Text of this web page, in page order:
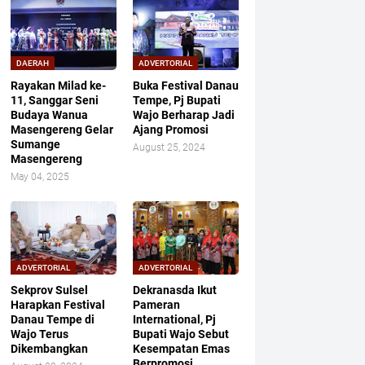
DAERAH
Rayakan Milad ke-
11, Sanggar Seni
Budaya Wanua
Masengereng Gelar
Sumange
Masengereng
May 04, 2025
ADVERTORIAL
Buka Festival Danau
Tempe, Pj Bupati
Wajo Berharap Jadi
Ajang Promosi
August 25, 2024
ADVERTORIAL
Sekprov Sulsel
Harapkan Festival
Danau Tempe di
Wajo Terus
Dikembangkan
ADVERTORIAL
Dekranasda Ikut
Pameran
International, Pj
Bupati Wajo Sebut
Kesempatan Emas